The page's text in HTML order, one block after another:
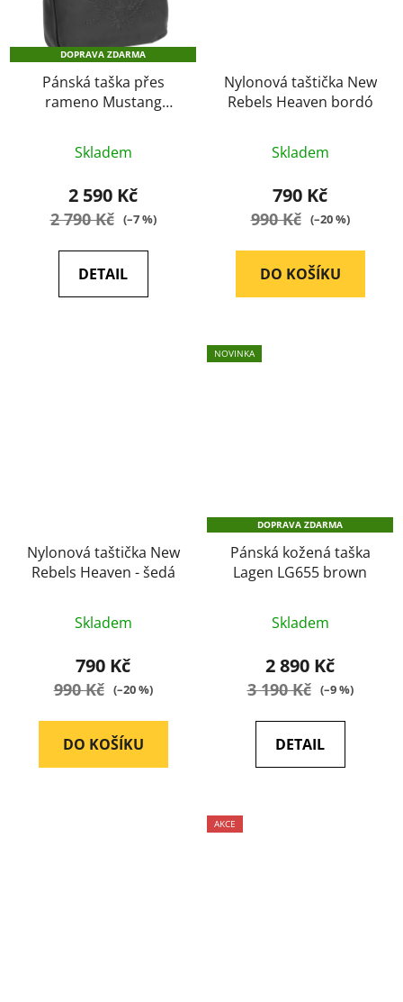
DOPRAVA ZDARMA
Pánská taška přes
rameno Mustang
hodnocení
produktu
je
z
5
Skladem
2 590 Kč
2 790 Kč (–7 %)
DETAIL
Nylonová taštička New
Rebels Heaven bordó
Skladem
790 Kč
990 Kč (–20 %)
DO KOŠÍKU
Nylonová taštička New
Rebels Heaven - šedá
Skladem
790 Kč
990 Kč (–20 %)
DO KOŠÍKU
NOVINKA
DOPRAVA ZDARMA
Pánská kožená taška
Lagen LG655 brown
Skladem
2 890 Kč
3 190 Kč (–9 %)
DETAIL
AKCE